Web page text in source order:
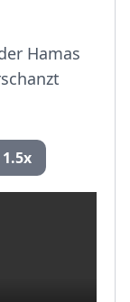
Hamas
1.5x